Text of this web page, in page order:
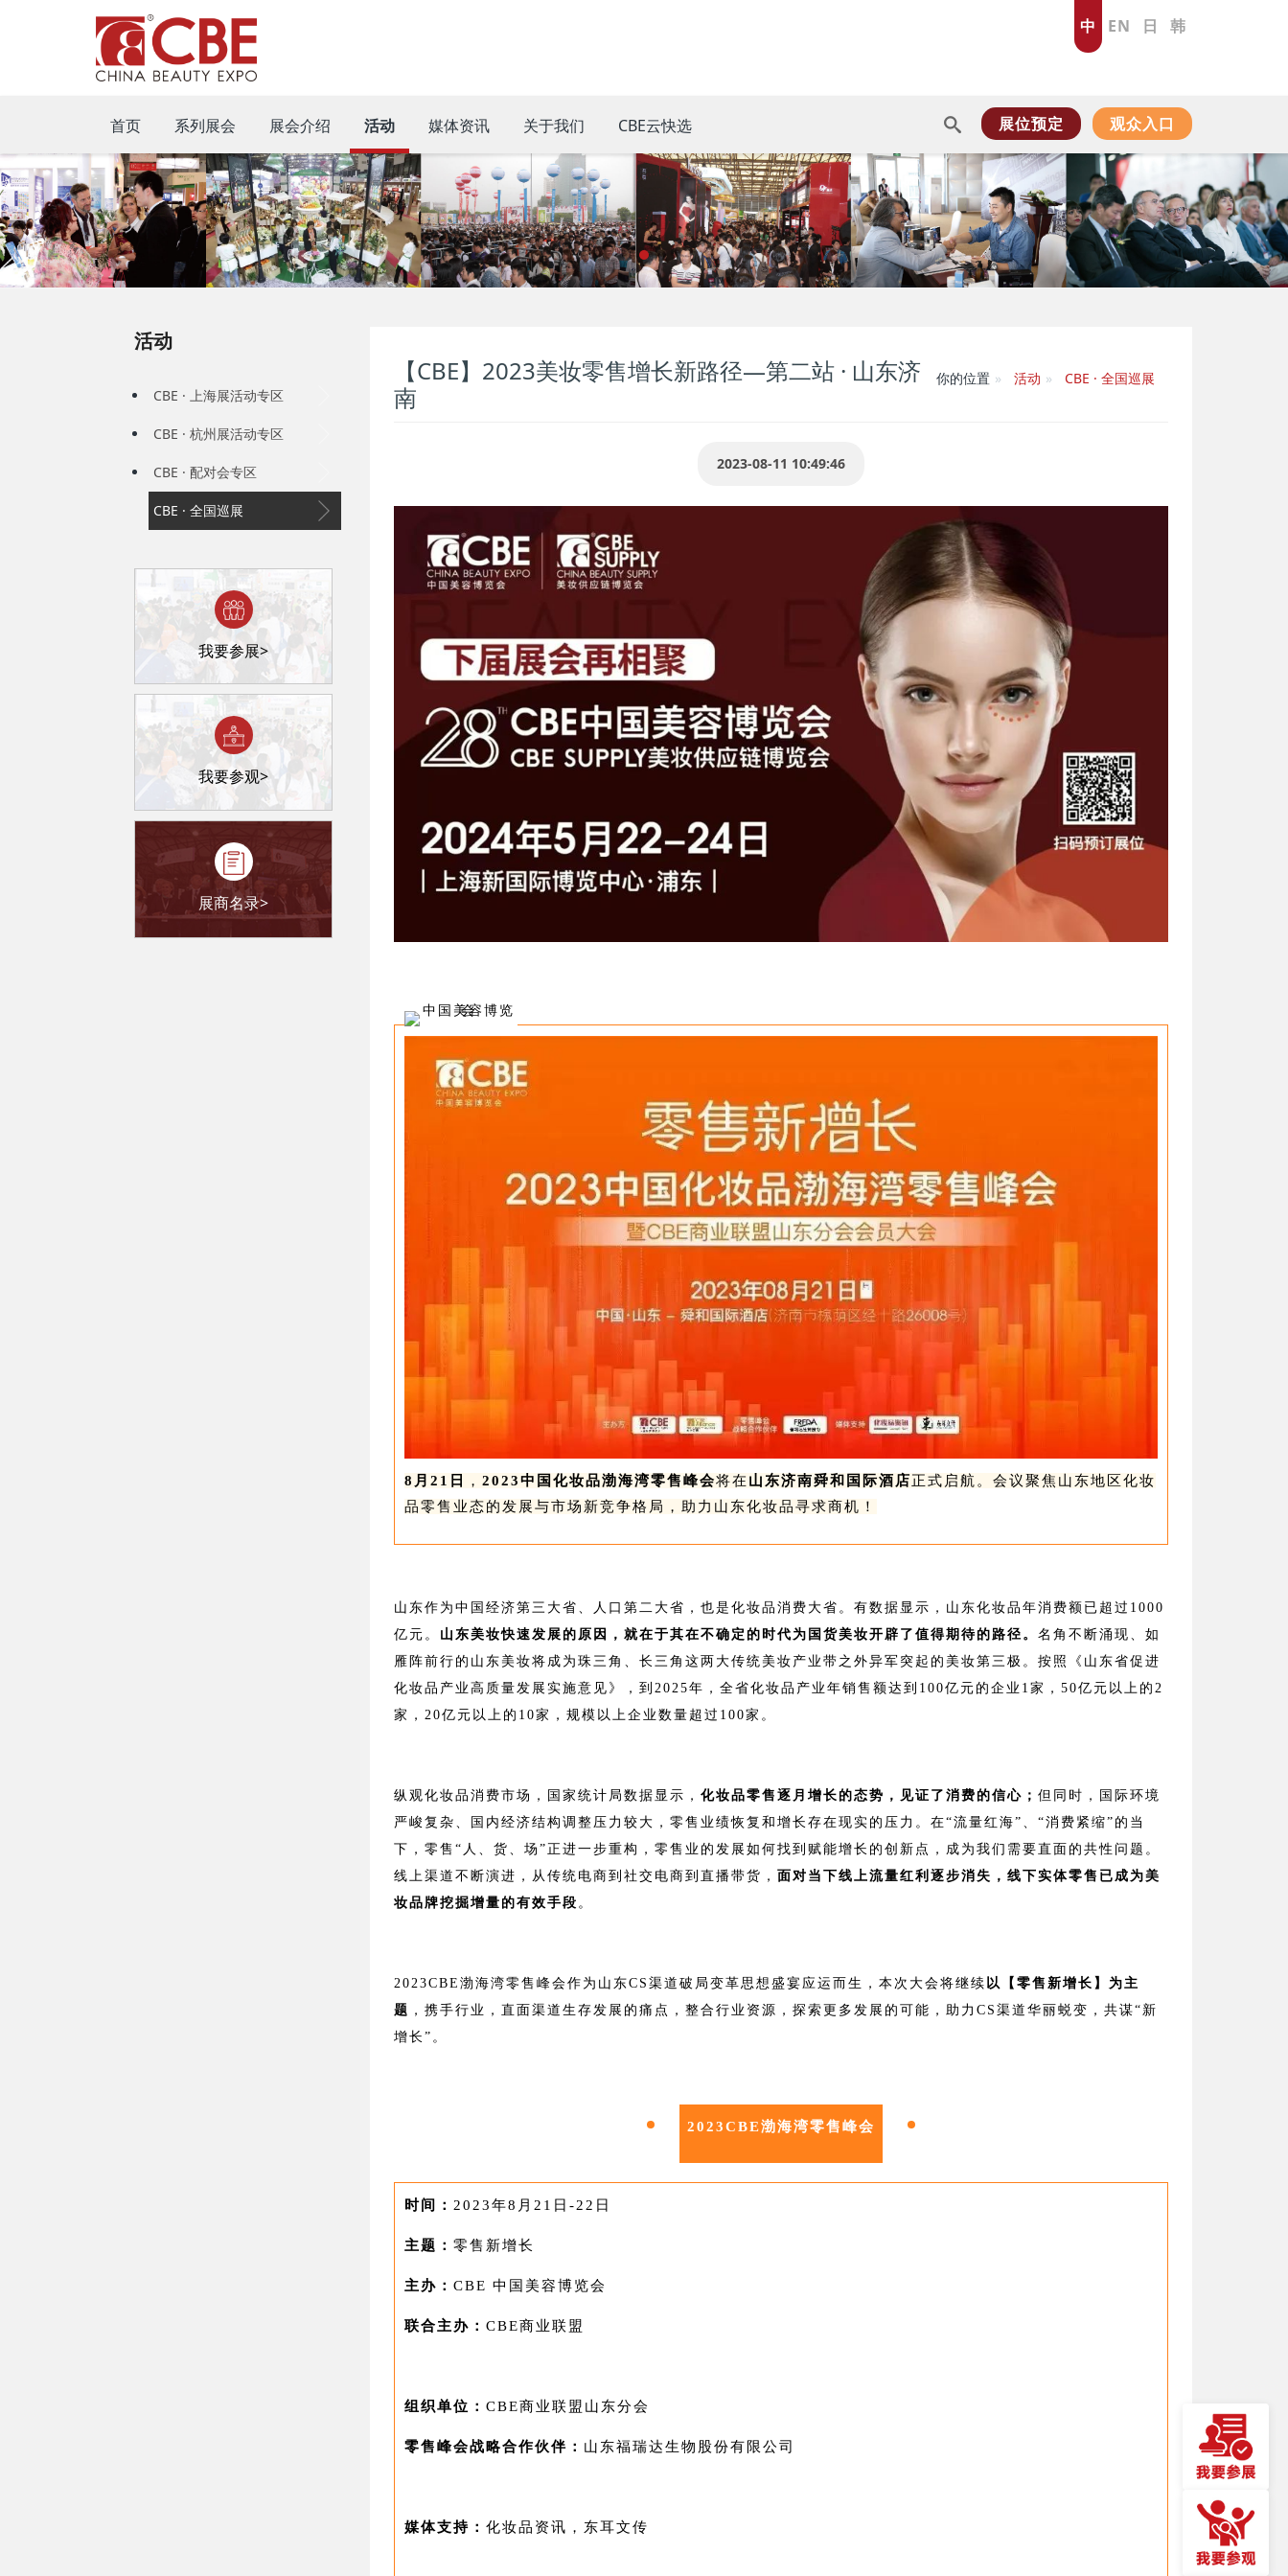
中 EN 日 韩
首页 系列展会 展会介绍 活动 媒体资讯 关于我们 CBE云快选 展位预定 观众入口
活动
CBE · 上海展活动专区
CBE · 杭州展活动专区
CBE · 配对会专区
CBE · 全国巡展
我要参展>
我要参观>
展商名录>
你的位置 活动 CBE · 全国巡展
【CBE】2023美妆零售增长新路径—第二站 · 山东济
南
2023-08-11 10:49:46
8月21日 ，2023中国化妆品渤海湾零售峰会将在 山东济南舜和国际酒店正式启航。会议聚焦山东地区化妆
品零售业态的发展与市场新竞争格局，助力山东化妆品寻求商机！
山东作为中国经济第三大省、人口第二大省，也是化妆品消费大省。有数据显示，山东化妆品年消费额已超过1000
亿元。 山东美妆快速发展的原因，就在于其在不确定的时代为国货美妆开辟了值得期待的路径。名角不断涌现、如
雁阵前行的山东美妆将成为珠三角、长三角这两大传统美妆产业带之外异军突起的美妆第三极。按照《山东省促进
化妆品产业高质量发展实施意见》，到2025年，全省化妆品产业年销售额达到100亿元的企业1家，50亿元以上的2
家，20亿元以上的10家，规模以上企业数量超过100家。
纵观化妆品消费市场，国家统计局数据显示，化妆品零售逐月增长的态势，见证了消费的信心；但同时，国际环境
严峻复杂、国内经济结构调整压力较大，零售业绩恢复和增长存在现实的压力。在“流量红海”、“消费紧缩”的当
下，零售“人、货、场”正进一步重构，零售业的发展如何找到赋能增长的创新点，成为我们需要直面的共性问题。
线上渠道不断演进，从传统电商到社交电商到直播带货， 面对当下线上流量红利逐步消失，线下实体零售已成为美
妆品牌挖掘增量 的有效手段 。
2023CBE渤海湾零售峰会作为山东CS渠道破局变革思想盛宴应运而生，本次大会将继续 以【零售新增长】为主
题 ，携手行业，直面渠道生存发展的痛点，整合行业资源，探索更多发展的可能，助力CS渠道华丽蜕变，共谋“新
增长”。
2023CBE渤海湾零售峰会
时间：2023年8 月21 日-22 日
主题：零售新增长
主办：CBE 中国美容博览会
联合主办：CBE商业联盟
组织单位：CBE商业联盟山东分会
零售峰会战略合作伙伴： 山东福瑞达生物股份有限公司
媒体支持：化妆品资讯，东耳文传